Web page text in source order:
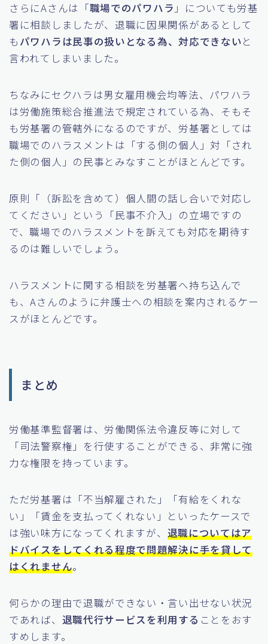
さらにAさんは「職場でのパワハラ 」についても労基
署に相談しましたが、退職に因果関係があるとして
も パワハラは民事の扱いとなる為、対応できないと
言われてしまいました。
ちなみにセクハラは男女雇用機会均等法、パワハラ
は労働施策総合推進法で規定されている為、そもそ
も労基署の管轄外になるのですが、労基署としては
職場でのハラスメントは「する側の個人」対「され
た側の個人」の民事とみなすことがほとんどです。
原則「（訴訟を含めて）個人間の話し合いで対応し
てください」という「民事不介入」の立場ですの
で、職場でのハラスメントを訴えても対応を期待す
るのは難しいでしょう。
ハラスメントに関する相談を労基署へ持ち込んで
も、Aさんのように弁護士への相談を案内されるケー
スがほとんどです。
まとめ
労働基準監督署は、労働関係法令違反等に対して
「司法警察権」を行使することができる、非常に強
力な権限を持っています。
ただ労基署は「不当解雇された」「有給をくれな
い」「賃金を支払ってくれない」といったケースで
は強い味方になってくれますが、 退職についてはア
ドバイスをしてくれる程度で問題解決に手を貸して
はくれません。
何らかの理由で退職ができない・言い出せない状況
であれば、 退職代行サービスを利用する ことをおす
すめします。